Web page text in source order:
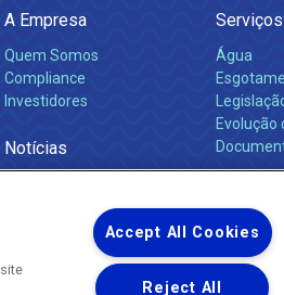
A Empresa
Quem Somos
Compliance
Investidores
Notícias
Serviços
Água
Evolução
Accept All Cookies
Reject All